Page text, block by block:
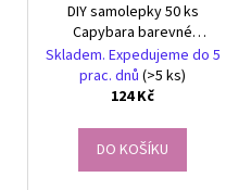
DIY samolepky 50 ks
Capybara barevné
motivační pro děti
Skladem. Expedujeme do 5
prac. dnů (>5 ks)
124 Kč
DO KOŠÍKU